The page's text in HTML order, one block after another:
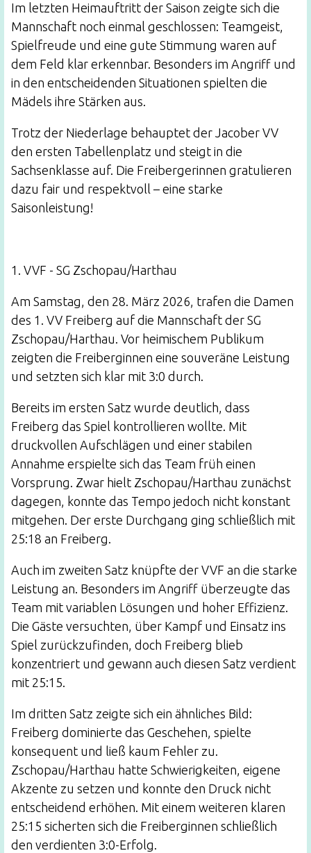
Im letzten Heimauftritt der Saison zeigte sich die
Mannschaft noch einmal geschlossen: Teamgeist,
Spielfreude und eine gute Stimmung waren auf
dem Feld klar erkennbar. Besonders im Angriff und
in den entscheidenden Situationen spielten die
Mädels ihre Stärken aus.
Trotz der Niederlage behauptet der Jacober VV
den ersten Tabellenplatz und steigt in die
Sachsenklasse auf. Die Freibergerinnen gratulieren
dazu fair und respektvoll – eine starke
Saisonleistung!
1. VVF - SG Zschopau/Harthau
Am Samstag, den 28. März 2026, trafen die Damen
des 1. VV Freiberg auf die Mannschaft der SG
Zschopau/Harthau. Vor heimischem Publikum
zeigten die Freiberginnen eine souveräne Leistung
und setzten sich klar mit 3:0 durch.
Bereits im ersten Satz wurde deutlich, dass
Freiberg das Spiel kontrollieren wollte. Mit
druckvollen Aufschlägen und einer stabilen
Annahme erspielte sich das Team früh einen
Vorsprung. Zwar hielt Zschopau/Harthau zunächst
dagegen, konnte das Tempo jedoch nicht konstant
mitgehen. Der erste Durchgang ging schließlich mit
25:18 an Freiberg.
Auch im zweiten Satz knüpfte der VVF an die starke
Leistung an. Besonders im Angriff überzeugte das
Team mit variablen Lösungen und hoher Effizienz.
Die Gäste versuchten, über Kampf und Einsatz ins
Spiel zurückzufinden, doch Freiberg blieb
konzentriert und gewann auch diesen Satz verdient
mit 25:15.
Im dritten Satz zeigte sich ein ähnliches Bild:
Freiberg dominierte das Geschehen, spielte
konsequent und ließ kaum Fehler zu.
Zschopau/Harthau hatte Schwierigkeiten, eigene
Akzente zu setzen und konnte den Druck nicht
entscheidend erhöhen. Mit einem weiteren klaren
25:15 sicherten sich die Freiberginnen schließlich
den verdienten 3:0-Erfolg.